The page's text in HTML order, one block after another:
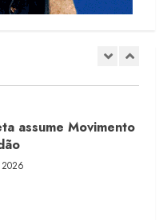
assume Movimento